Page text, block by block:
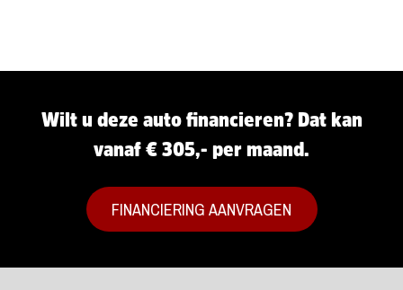
Wilt u deze auto financieren? Dat kan
vanaf € 305,- per maand.
FINANCIERING AANVRAGEN